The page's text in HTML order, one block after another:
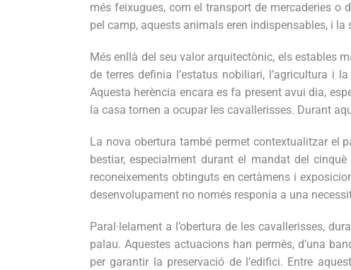
més feixugues, com el transport de mercaderies o
pel camp, aquests animals eren indispensables, i
Més enllà del seu valor arquitectònic, els estables
de terres definia l’estatus nobiliari, l’agricultura i
Aquesta herència encara es fa present avui dia,
la casa tornen a ocupar les cavallerisses. Durant
La nova obertura també permet contextualitzar el
bestiar, especialment durant el mandat del
reconeixements obtinguts en certàmens i
desenvolupament no només responia a una
Paral·lelament a l’obertura de les cavallerisses,
palau. Aquestes actuacions han permès, d’una
per garantir la preservació de l’edifici. Entre